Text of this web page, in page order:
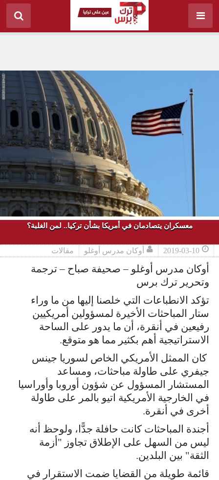
معسكران يتصادمان في أمريكا بشأن تركيا.. لمن الغلبة؟
2019-03-10 أوكان مدرس أوغلو مقالات
أوكان مدرس أوغلو – صحيفة صباح – ترجمة
وتحرير ترك برس
تؤكد الانطباعات التي خلصنا إليها من ما وراء
ستار المباحثات الأخيرة لمسؤولين أمريكيين
رفيعين في أنقرة، أن ما يدور على الساحة
الاستراتيجية أهم بكثير مما هو متوقع.
كان الممثل الأمريكي الخاص لسوريا جينس
جيفري على طاولة مباحثات، ومساعد
المستشار المسؤول عن شؤون أوروبا وأوراسيا
في الخارجية الأمريكية اتيو بالمر على طاولة
أخرى في أنقرة.
أجندة المباحثات كانت حافلة جدًّا، ولوحظ أنه
ليس من السهل على الإطلاق تجاوز "أزمة
الثقة" بين البلدين.
قائمة طويلة من القضايا ضمت الاستقرار في